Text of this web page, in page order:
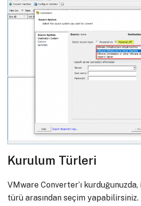
Kurulum Türleri
VMware Converter’ı
türü arasından seçim yapabilirsiniz.